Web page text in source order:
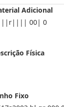
Adicional
00| 0
Física
Fixo